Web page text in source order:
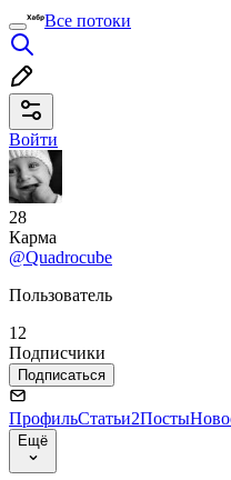
Все потоки
Войти
28
Карма
@Quadrocube
Пользователь
12
Подписчики
Подписаться
ПрофильСтатьи2Посты
Ещё